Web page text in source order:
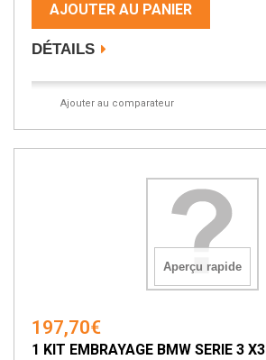
AJOUTER AU PANIER
DÉTAILS
Ajouter au comparateur
Aperçu rapide
197,70€
1 KIT EMBRAYAGE BMW SERIE 3 X3